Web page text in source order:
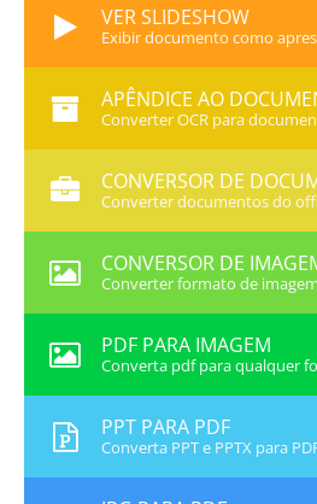
VER SLIDESHOW
Exibir documento como
APÊNDICE AO
Converter OCR para
CONVERSOR DE
Converter documentos do
CONVERSOR DE
Converter formato de imagem
PDF PARA IMAGEM
Converta pdf para qualquer
PPT PARA PDF
Converta PPT e PPTX para